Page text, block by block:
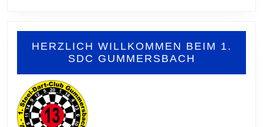
HERZLICH WILLKOMMEN BEIM 1.
SDC GUMMERSBACH